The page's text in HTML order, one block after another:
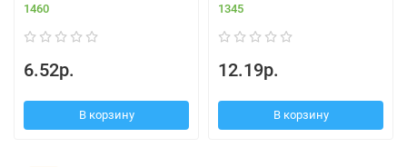
1460
6.52р.
В корзину
1345
12.19р.
В корзину